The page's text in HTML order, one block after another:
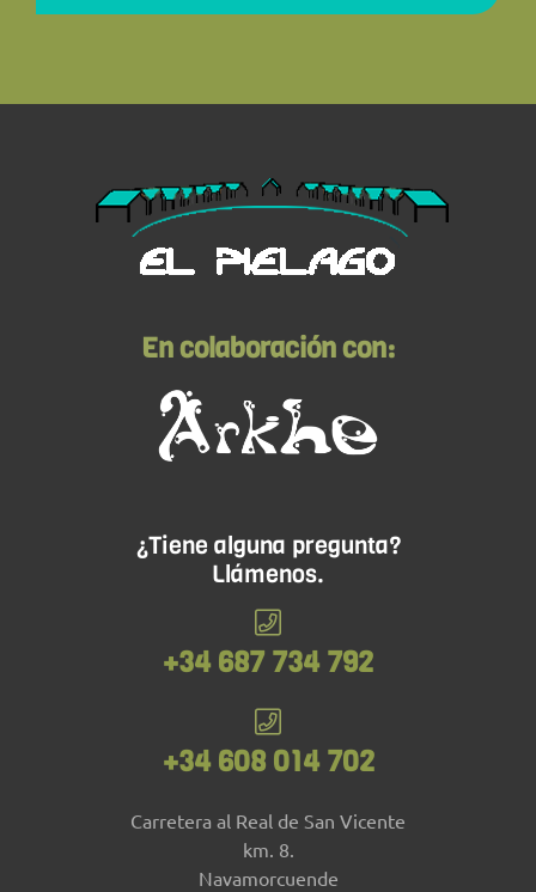
En colaboración con:
¿Tiene alguna pregunta?
Llámenos.
+34 687 734 792
+34 608 014 702
Carretera al Real de San Vicente
km. 8.
Navamorcuende